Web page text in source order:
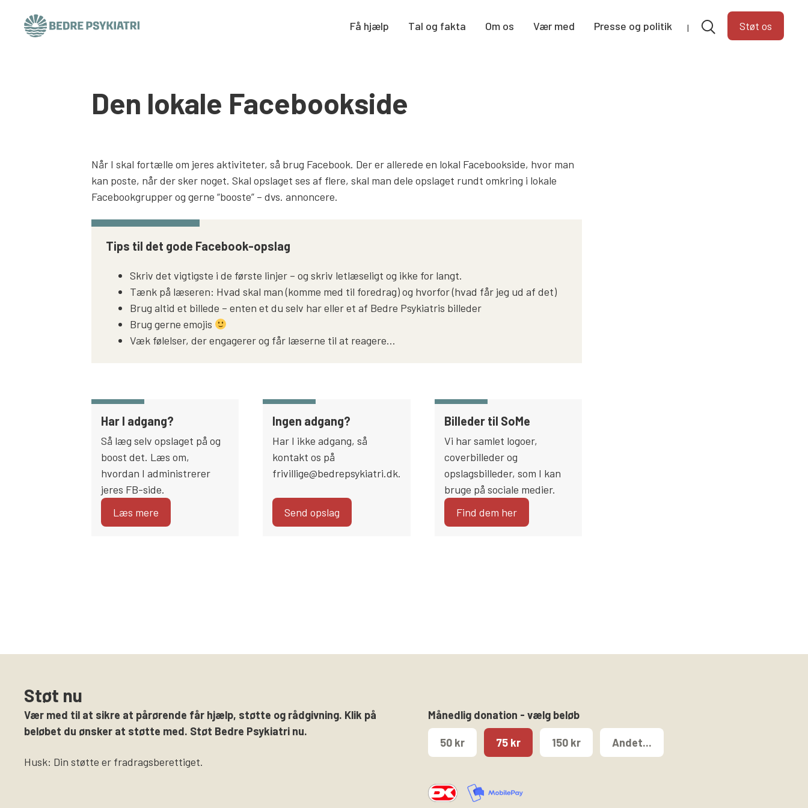
Få hjælp Tal og fakta Om os Vær med Presse og politik Støt os
Den lokale Facebookside
Når I skal fortælle om jeres aktiviteter, så brug Facebook. Der er allerede en lokal Facebookside, hvor man
kan poste, når der sker noget. Skal opslaget ses af flere, skal man dele opslaget rundt omkring i lokale
Facebookgrupper og gerne “booste” – dvs. annoncere.
Tips til det gode Facebook-opslag
Skriv det vigtigste i de første linjer – og skriv letlæseligt og ikke for langt.
Tænk på læseren: Hvad skal man (komme med til foredrag) og hvorfor (hvad får jeg ud af det)
Brug altid et billede – enten et du selv har eller et af Bedre Psykiatris billeder
Brug gerne emojis
Væk følelser, der engagerer og får læserne til at reagere…
Har I adgang?
Så læg selv opslaget på og
boost det. Læs om,
hvordan I administrerer
jeres FB-side.
Læs mere
Ingen adgang?
Har I ikke adgang, så
kontakt os på
frivillige@bedrepsykiatri.dk.
Send opslag
Billeder til SoMe
Vi har samlet logoer,
coverbilleder og
opslagsbilleder, som I kan
bruge på sociale medier.
Find dem her
Støt nu
Vær med til at sikre at pårørende får hjælp, støtte og rådgivning. Klik på
beløbet du ønsker at støtte med. Støt Bedre Psykiatri nu.
Husk: Din støtte er fradragsberettiget.
Månedlig donation - vælg beløb
50 kr 75 kr 150 kr Andet...